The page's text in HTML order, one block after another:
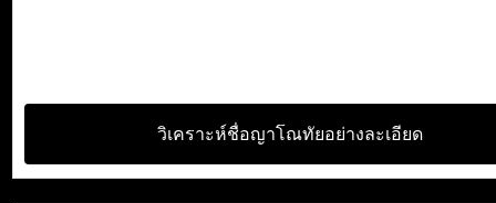
วิเคราะห์ชื่อญาโณทัยอย่างละเอียด